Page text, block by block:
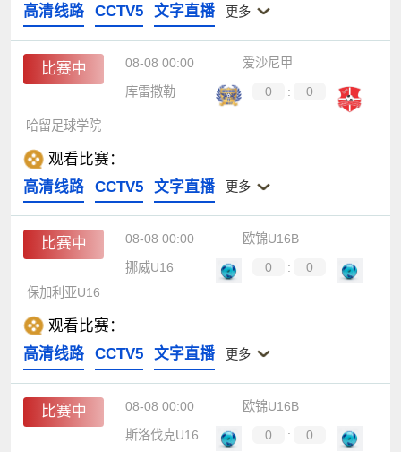
高清线路
CCTV5 文字直播 更多
比赛中 08-08 00:00
爱沙尼甲
库雷撒勒
0 : 0
哈留足球学院
观看比赛：
高清线路
CCTV5 文字直播 更多
比赛中 08-08 00:00
欧锦U16B
挪威U16
0 :
0
保加利亚U16
观看比赛：
高清线路
CCTV5 文字直播 更多
比赛中 08-08 00:00
欧锦U16B
斯洛伐克U16
0 :
0